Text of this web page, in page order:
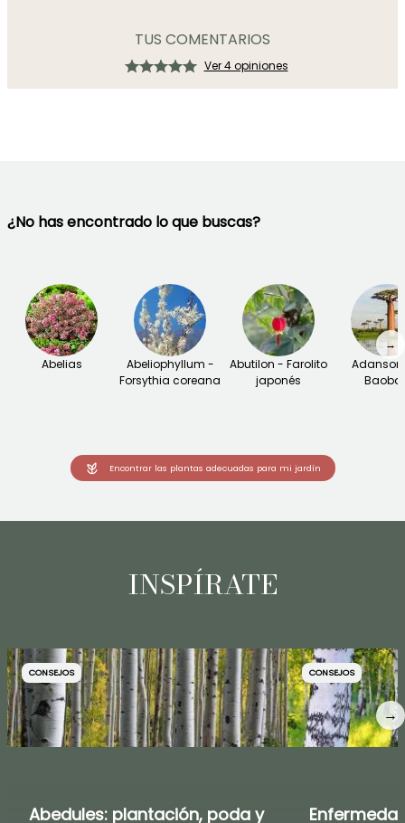
TUS COMENTARIOS
Ver 4 opiniones
¿No has encontrado lo que buscas?
Abelias
Abeliophyllum -
Forsythia coreana
Abutilon - Farolito
japonés
→
Encontrar las plantas adecuadas para mi jardín
INSPÍRATE
CONSEJOS
Abedules: plantación, poda y
CONSEJOS
→